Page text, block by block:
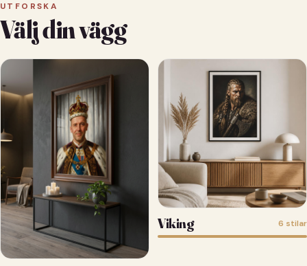
UTFORSKA
Välj din vägg
Viking 6 stilar